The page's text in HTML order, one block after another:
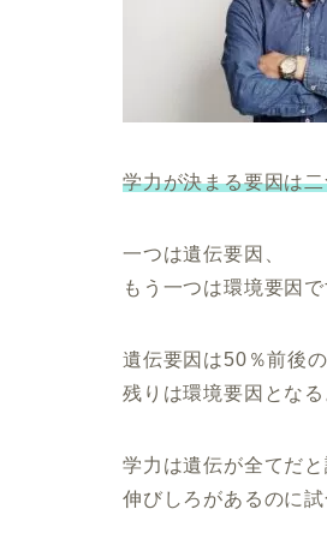
学力が決まる要因は
一つは遺伝要因、
もう一つは環境要因で
遺伝要因は50％前後の
残りは環境要因となる
学力は遺伝が全てだと
伸びしろがあるのに試